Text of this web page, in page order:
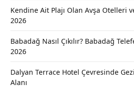
Kendine Ait Plajı Olan Avşa Otelleri
2026
Babadağ Nasıl Çıkılır? Babadağ
2026
Dalyan Terrace Hotel Çevresinde
Alanı